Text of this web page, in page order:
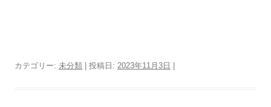
カテゴリー: 未分類 | 投稿日: 2023年11月3日